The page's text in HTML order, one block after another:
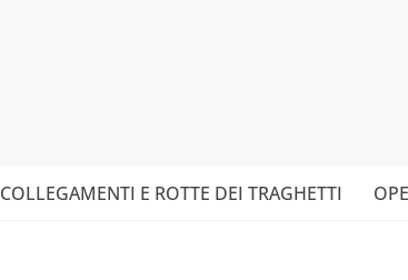
COLLEGAMENTI E ROTTE DEI TRAGHETTI